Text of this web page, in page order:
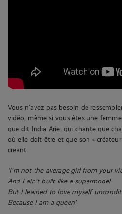
Vous n’avez pas besoin de
vidéo, même si vous êtes une
que dit India Arie, qui chante que
où elle doit être et que son « créateur
créant.
‘I’m not the average girl from your
And I ain’t built like a supermodel
But I learned to love myself
Because I am a queen’